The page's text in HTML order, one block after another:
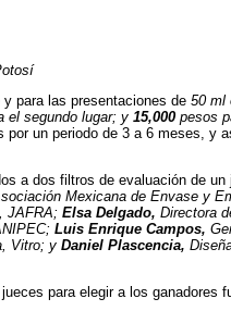
para las presentaciones de 50 ml
el segundo lugar; y 15,000 pesos
por un periodo de 3 a 6 meses, y
a dos filtros de evaluación de
Mexicana de Envase y
JAFRA; Elsa Delgado, Directora
Luis Enrique Campos,
Vitro; y Daniel Plascencia,
para elegir a los ganadores